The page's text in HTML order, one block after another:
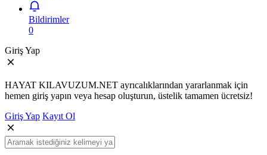
Bildirimler
0
Giriş Yap
HAYAT KILAVUZUM.NET ayrıcalıklarından yararlanmak için
hemen giriş yapın veya hesap oluşturun, üstelik tamamen ücretsiz!
Giriş Yap Kayıt Ol